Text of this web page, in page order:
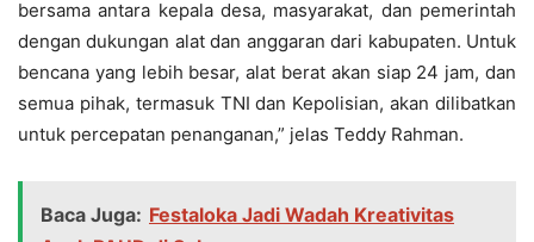
bersama antara kepala desa, masyarakat, dan pemerintah
dengan dukungan alat dan anggaran dari kabupaten. Untuk
bencana yang lebih besar, alat berat akan siap 24 jam, dan
semua pihak, termasuk TNI dan Kepolisian, akan dilibatkan
untuk percepatan penanganan,” jelas Teddy Rahman.
Baca Juga: Festaloka Jadi Wadah Kreativitas